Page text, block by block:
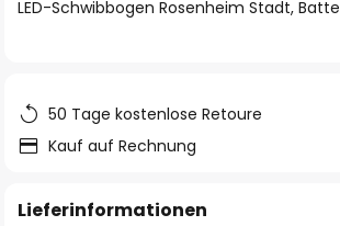
LED-Schwibbogen Rosenheim Stadt,
50 Tage kostenlose Retoure
Kauf auf Rechnung
Lieferinformationen